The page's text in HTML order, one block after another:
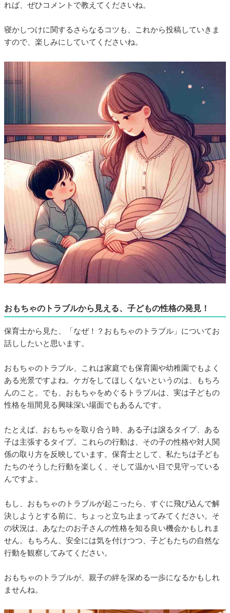
れば、ぜひコメントで教えてくださいね。
寝かしつけに関するさらなるコツも、これから投稿していきま
すので、楽しみにしていてくださいね。
おもちゃのトラブルから見える、子どもの性格の発見！
保育士から見た、「なぜ！？おもちゃのトラブル」についてお
話ししたいと思います。
おもちゃのトラブル、これは家庭でも保育園や幼稚園でもよく
ある光景ですよね。ケガをしてほしくないというのは、もちろ
んのこと。でも、おもちゃをめぐるトラブルは、実は子どもの
性格を垣間見る興味深い場面でもあるんです。
たとえば、おもちゃを取り合う時、ある子は譲るタイプ、ある
子は主張するタイプ。これらの行動は、その子の性格や対人関
係の取り方を反映しています。保育士として、私たちは子ども
たちのそうした行動を楽しく、そして温かい目で見守っている
んですよ。
もし、おもちゃのトラブルが起こったら、すぐに飛び込んで解
決しようとする前に、ちょっと立ち止まってみてください。そ
の状況は、あなたのお子さんの性格を知る良い機会かもしれま
せん。もちろん、安全には気を付けつつ、子どもたちの自然な
行動を観察してみてください。
おもちゃのトラブルが、親子の絆を深める一歩になるかもしれ
ませんね。